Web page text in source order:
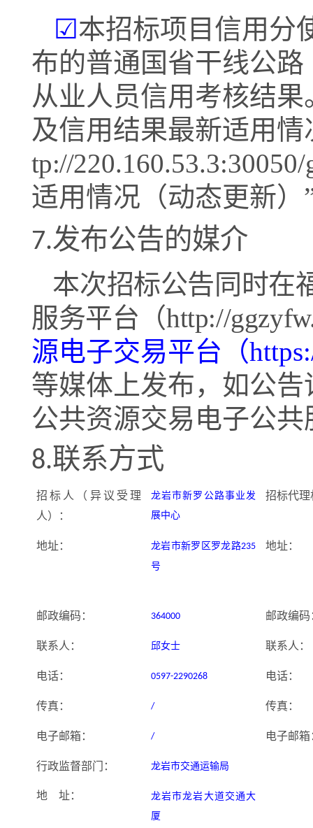
☑本招标项目信用分
布的普通国省干线公路
从业人员信用考核结
及信用结果最新适用情
tp://
适用情况（动态更新
7.发布公告的媒介
本次招标公告同时在
服务平台（http://
源电子交易平台（
等媒体上发布，如公
公共资源交易电子公
8.联系方式
招标人（异议受理
人）：
龙岩市新罗公路事业发
展中心
招标代理
地址： 龙岩市新罗区罗龙路235
号
地址：
邮政编码： 364000 邮政编码
联系人： 邱女士 联系人：
电话： 0597-2290268 电话：
传真： / 传真：
电子邮箱： / 电子邮箱
行政监督部门 ： 龙岩市交通运输局
地 址：
龙岩市龙岩大道交通大
厦